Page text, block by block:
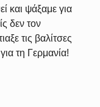
και ψάξαμε για
δεν τον
τις βαλίτσες
τη Γερμανία!